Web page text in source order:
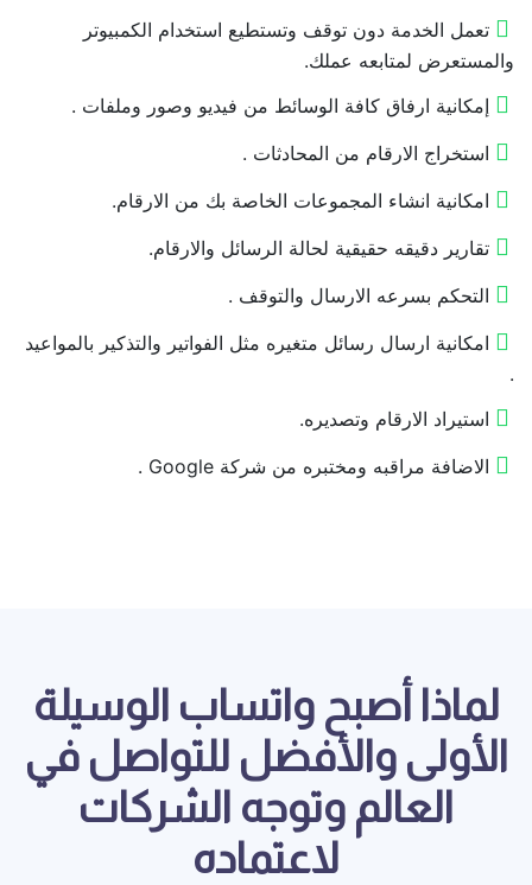
تعمل الخدمة دون توقف وتستطيع استخدام الكمبيوتر
والمستعرض لمتابعه عملك.
إمكانية ارفاق كافة الوسائط من فيديو وصور وملفات .
استخراج الارقام من المحادثات .
امكانية انشاء المجموعات الخاصة بك من الارقام.
تقارير دقيقه حقيقية لحالة الرسائل والارقام.
التحكم بسرعه الارسال والتوقف .
امكانية ارسال رسائل متغيره مثل الفواتير والتذكير بالمواعيد
.
استيراد الارقام وتصديره.
الاضافة مراقبه ومختبره من شركة Google .
لماذا أصبح واتساب الوسيلة
الأولى والأفضل للتواصل في
العالم وتوجه الشركات
لاعتماده